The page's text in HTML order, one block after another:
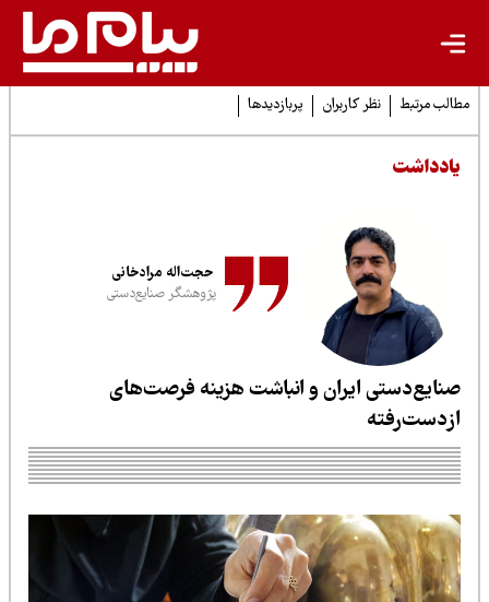
مرتبط نظر کاربران پربازدیدها
حجت‌اله مرادخانی
پژوهشگر صنایع‌دستی
ایران و انباشت هزینه فرصت‌های